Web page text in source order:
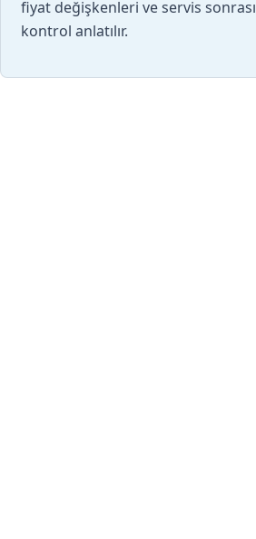
fiyat değişkenleri ve servis sonrası
kontrol anlatılır.